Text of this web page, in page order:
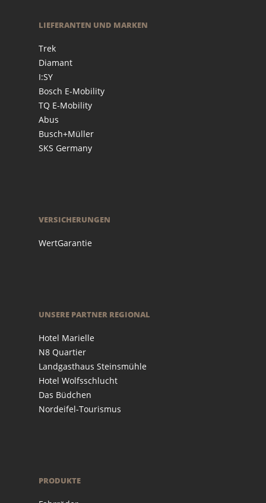
LIEFERANTEN UND MARKEN
Trek
Diamant
I:SY
Bosch E-Mobility
TQ E-Mobility
Abus
Busch+Müller
SKS Germany
VERSICHERUNGEN
WertGarantie
UNSERE PARTNER REGIONAL
Hotel Marielle
N8 Quartier
Landgasthaus Steinsmühle
Hotel Wolfsschlucht
Das Büdchen
Nordeifel-Tourismus
PRODUKTE